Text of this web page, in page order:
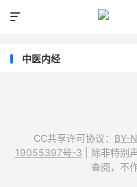

中医内经
CC共享许可协议： BY-
19055397号-3 | 除非特别
查阅，不